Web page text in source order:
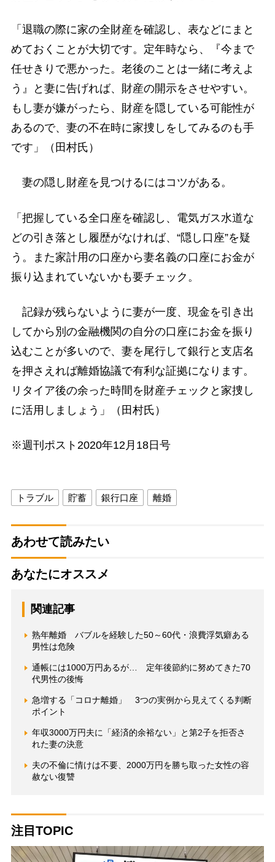
「退職の際に家の全財産を確認し、表などにまと
めておくことが大切です。定年時なら、『今まで
任せきりで悪かった。老後のことは一緒に考えよ
う』と妻に告げれば、財産の開示をさせやすい。
もし妻が嫌がったら、財産を隠している可能性が
あるので、妻の不在時に家捜しをしてみるのも手
です」（田村氏）
妻の隠し財産を見つけるにはコツがある。
「把握している全口座を確認し、電気ガス水道な
どの引き落とし履歴がなければ、“隠し口座”を疑
う。また家計用の口座から妻名義の口座にお金が
振り込まれていないかも要チェック。
記録が残らないように妻が一度、現金を引き出
してから別の金融機関の自分の口座にお金を振り
込むことが多いので、妻を尾行して銀行と支店名
を押さえれば離婚協議で有利な証拠になります。
リタイア後の余った時間を財産チェックと家捜し
に活用しましょう」（田村氏）
※週刊ポスト2020年12月18日号
トラブル 貯蓄 銀行口座 離婚
あわせて読みたい
あなたにオススメ
関連記事
熟年離婚 バブルを経験した50～60代・浪費浮気癖ある
男性は危険
通帳には1000万円あるが… 定年後節約に努めてきた70
代男性の後悔
急増する「コロナ離婚」 3つの実例から見えてくる判断
ポイント
年収3000万円夫に「経済的余裕ない」と第2子を拒否さ
れた妻の決意
夫の不倫に情けは不要、2000万円を勝ち取った女性の容
赦ない復讐
注目TOPIC